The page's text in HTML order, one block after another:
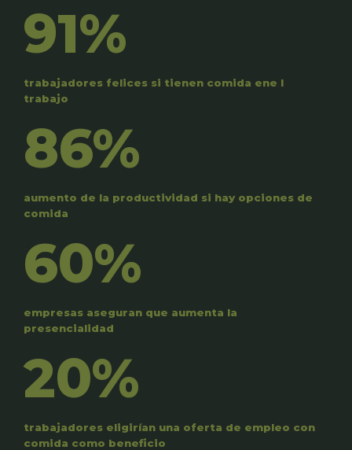
91%
trabajadores felices si tienen comida ene l
trabajo
86%
aumento de la productividad si hay opciones de
comida
60%
empresas aseguran que aumenta la
presencialidad
20%
trabajadores eligirían una oferta de empleo con
comida como beneficio